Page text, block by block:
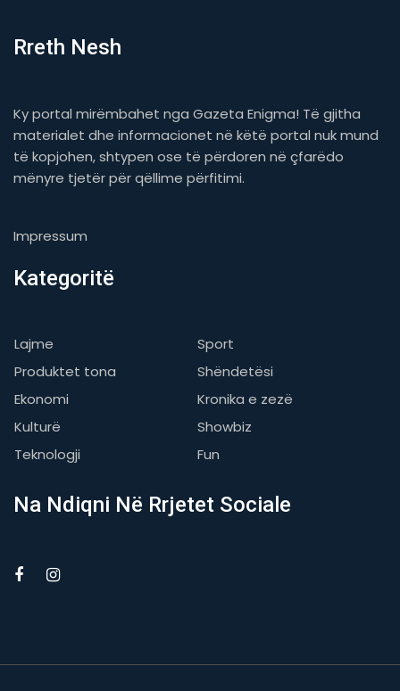
Rreth Nesh
Ky portal mirëmbahet nga Gazeta Enigma! Të gjitha
materialet dhe informacionet në këtë portal nuk mund
të kopjohen, shtypen ose të përdoren në çfarëdo
mënyre tjetër për qëllime përfitimi.
Impressum
Kategoritë
Lajme
Sport
Produktet tona
Shëndetësi
Ekonomi
Kronika e zezë
Kulturë
Showbiz
Teknologji
Fun
Na Ndiqni Në Rrjetet Sociale